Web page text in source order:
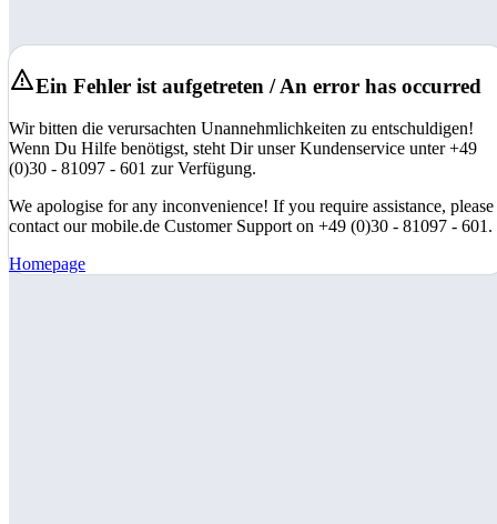
Ein Fehler ist aufgetreten / An error has occurred
Wir bitten die verursachten Unannehmlichkeiten zu entschuldigen!
Wenn Du Hilfe benötigst, steht Dir unser Kundenservice unter +49
(0)30 - 81097 - 601 zur Verfügung.
We apologise for any inconvenience! If you require assistance, please
contact our mobile.de Customer Support on +49 (0)30 - 81097 - 601.
Homepage